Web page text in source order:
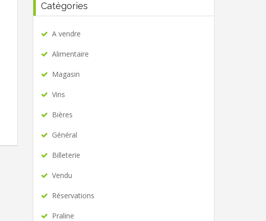
Catégories
A vendre
Alimentaire
Magasin
Vins
Bières
Général
Billeterie
Vendu
Réservations
Praline